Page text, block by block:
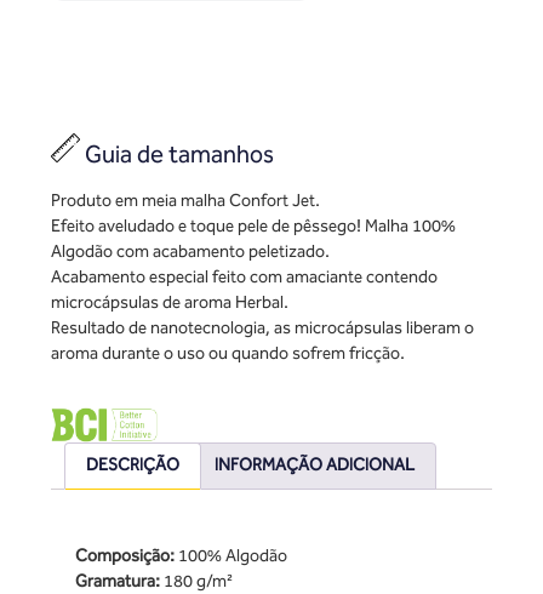
Guia de tamanhos
Produto em meia malha Confort Jet.
Efeito aveludado e toque pele de pêssego! Malha 100%
Algodão com acabamento peletizado.
Acabamento especial feito com amaciante contendo
microcápsulas de aroma Herbal.
Resultado de nanotecnologia, as microcápsulas liberam o
aroma durante o uso ou quando sofrem fricção.
DESCRIÇÃO INFORMAÇÃO ADICIONAL
Composição: 100% Algodão
Gramatura: 180 g/m²